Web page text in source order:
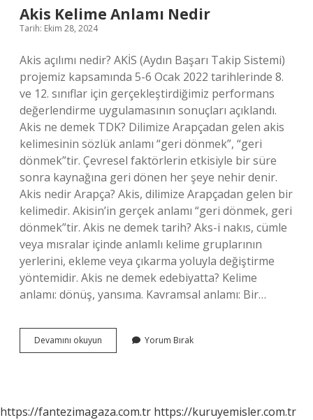
Akis Kelime Anlamı Nedir
Tarih: Ekim 28, 2024
Akis açılımı nedir? AKİS (Aydın Başarı Takip Sistemi)
projemiz kapsamında 5-6 Ocak 2022 tarihlerinde 8.
ve 12. sınıflar için gerçekleştirdiğimiz performans
değerlendirme uygulamasının sonuçları açıklandı.
Akis ne demek TDK? Dilimize Arapçadan gelen akis
kelimesinin sözlük anlamı “geri dönmek”, “geri
dönmek”tir. Çevresel faktörlerin etkisiyle bir süre
sonra kaynağına geri dönen her şeye nehir denir.
Akis nedir Arapça? Akis, dilimize Arapçadan gelen bir
kelimedir. Akisin’in gerçek anlamı “geri dönmek, geri
dönmek”tir. Akis ne demek tarih? Aks-i nakıs, cümle
veya mısralar içinde anlamlı kelime gruplarının
yerlerini, ekleme veya çıkarma yoluyla değiştirme
yöntemidir. Akis ne demek edebiyatta? Kelime
anlamı: dönüş, yansıma. Kavramsal anlamı: Bir…
Devamını okuyun
Kelime
Yorum Bırak
https://fantezimagaza.com.tr https://kuruyemisler.com.tr